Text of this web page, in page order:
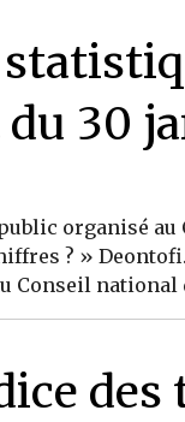
30
organisé au
? »
Conseil